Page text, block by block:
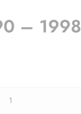
– 1998
O.N.U.